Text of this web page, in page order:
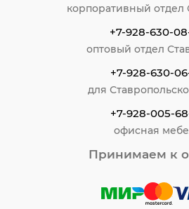
корпоративный отдел
+7-928-630-
оптовый отдел
+7-928-630-
для
+7-928-005-
офисная
Принимаем к